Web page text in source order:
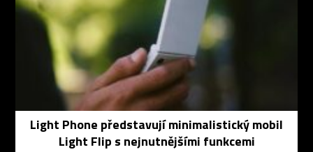
Light Phone představují minimalistický mobil
Light Flip s nejnutnějšími funkcemi